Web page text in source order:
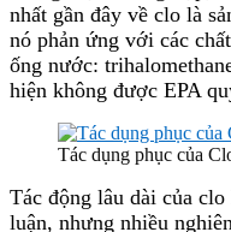
nhất gần đây về clo là
nó phản ứng với các
ống nước:
hiện không được EPA
Tác dụng phục của
Tác động lâu dài của
luận, nhưng nhiều